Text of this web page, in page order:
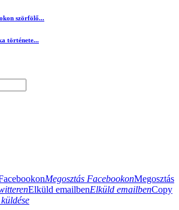
szörfölő...
története...
Megosztás FacebookonMegosztás
Elküld emailbenElküld emailbenCopy